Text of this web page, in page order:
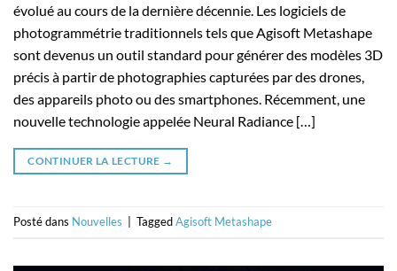
évolué au cours de la dernière décennie. Les logiciels de
photogrammétrie traditionnels tels que Agisoft Metashape
sont devenus un outil standard pour générer des modèles 3D
précis à partir de photographies capturées par des drones,
des appareils photo ou des smartphones. Récemment, une
nouvelle technologie appelée Neural Radiance […]
CONTINUER LA LECTURE →
Posté dans Nouvelles TaggedAgisoft Metashape